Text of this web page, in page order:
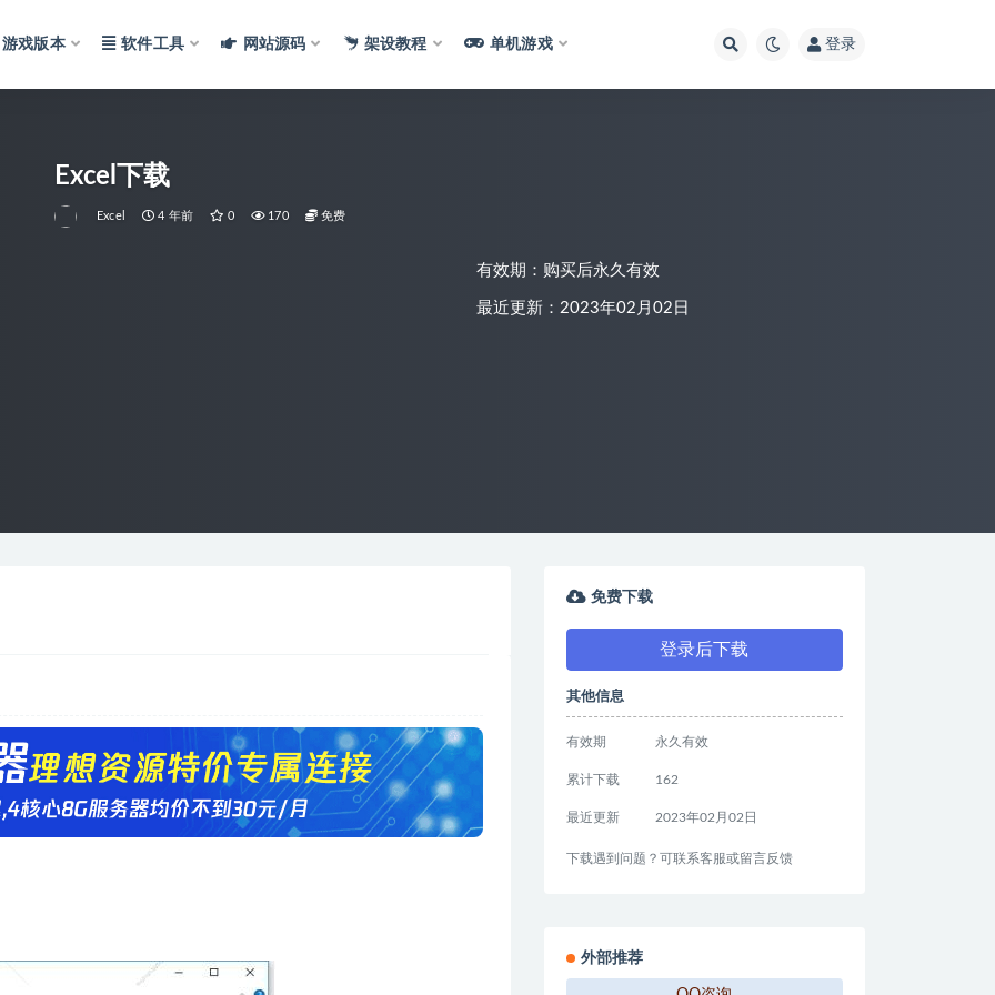
游戏版本 软件工具 网站源码 架设教程 单机游戏 登录
Excel下载
Excel 4 年前 0 170 免费
有效期：购买后永久有效
最近更新：2023年02月02日
免费下载
登录后下载
其他信息
有效期 永久有效
累计下载 162
最近更新 2023年02月02日
下载遇到问题？可联系客服或留言反馈
外部推荐